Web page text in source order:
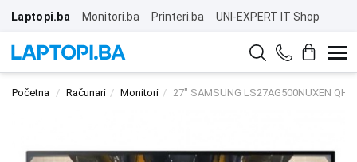
Laptopi.ba Monitori.ba Printeri.ba UNI-EXPERT IT Shop
Početna Računari Monitori 27" SAMSUNG LS27AG500NUXEN